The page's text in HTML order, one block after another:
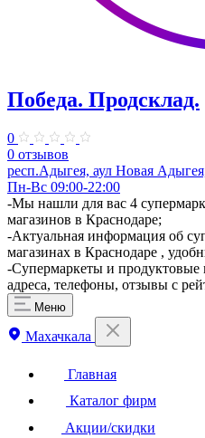
Победа. ​Продсклад.
0
0 отзывов
респ.Адыгея, аул Новая
Пн-Вс 09:00-22:00
​-Мы нашли для вас 4
магазинов в Краснодаре;
-Актуальная информация об
магазинах в Краснодаре ,
-Супермаркеты и продуктовые
адреса, телефоны, отзывы с
Меню
Махачкала
Главная
Каталог фирм
Акции/скидки